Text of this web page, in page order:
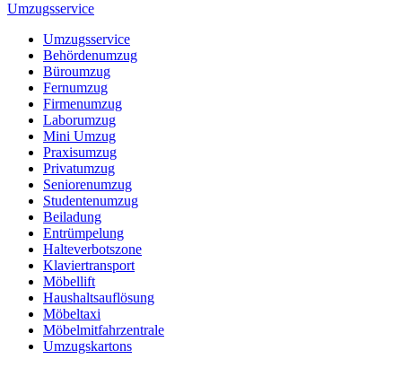
Umzugsservice
Umzugsservice
Behördenumzug
Büroumzug
Fernumzug
Firmenumzug
Laborumzug
Mini Umzug
Praxisumzug
Privatumzug
Seniorenumzug
Studentenumzug
Beiladung
Entrümpelung
Halteverbotszone
Klaviertransport
Möbellift
Haushaltsauflösung
Möbeltaxi
Möbelmitfahrzentrale
Umzugskartons